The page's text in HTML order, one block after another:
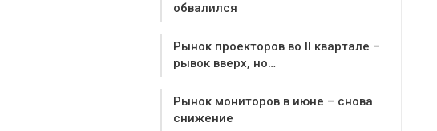
обвалился
Рынок проекторов во II квартале –
рывок вверх, но…
Рынок мониторов в июне – снова
снижение